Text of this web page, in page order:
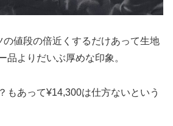
の値段の倍近くするだけあって生地
品よりだいぶ厚めな印象。
もあって¥14,300は仕方ないという